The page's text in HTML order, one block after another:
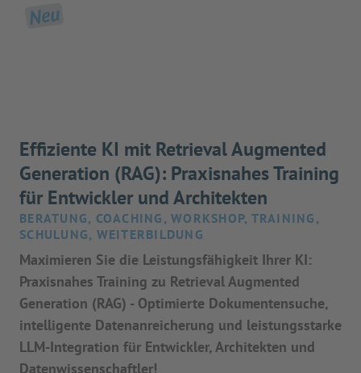
Neu
Effiziente KI mit Retrieval Augmented
Generation (RAG): Praxisnahes Training
für Entwickler und Architekten
BERATUNG, COACHING, WORKSHOP, TRAINING,
SCHULUNG, WEITERBILDUNG
Maximieren Sie die Leistungsfähigkeit Ihrer KI:
Praxisnahes Training zu Retrieval Augmented
Generation (RAG) - Optimierte Dokumentensuche,
intelligente Datenanreicherung und leistungsstarke
LLM-Integration für Entwickler, Architekten und
Datenwissenschaftler!